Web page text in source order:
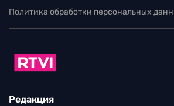
Политика обработки персональных
Редакция